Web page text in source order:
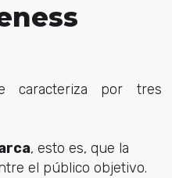
caracteriza por tres
, esto es, que la
el público objetivo.